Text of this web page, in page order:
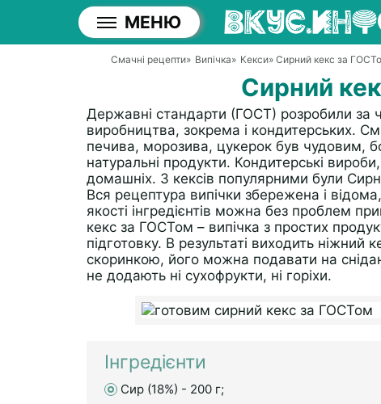
МЕНЮ
Смачні рецепти» Випічка» Кекси» Сирний кекс за
Сирний
Державні стандарти (ГОСТ) розробили за
виробництва, зокрема і кондитерських.
печива, морозива, цукерок був чудовим,
натуральні продукти. Кондитерські
домашніх. З кексів популярними були
Вся рецептура випічки збережена і
якості інгредієнтів можна без проблем
кекс за ГОСТом – випічка з простих
підготовку. В результаті виходить
скоринкою, його можна подавати на
не додають ні сухофрукти, ні горіхи.
Інгредієнти
Сир (18%) - 200 г;